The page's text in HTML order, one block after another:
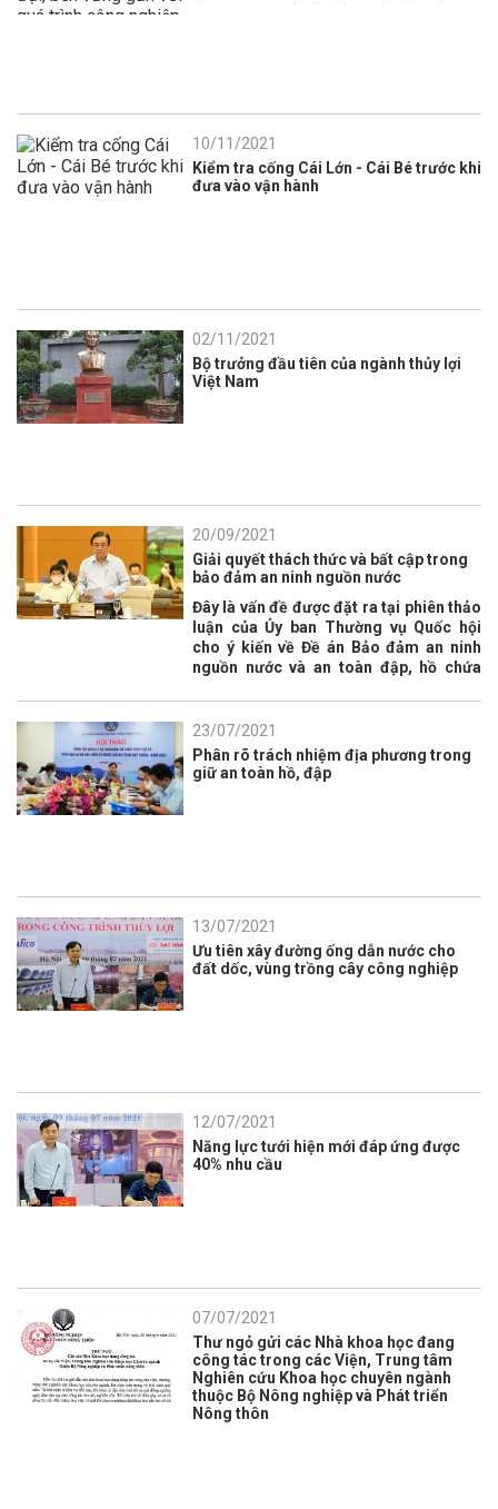
10/11/2021
Kiểm tra cống Cái Lớn - Cái Bé trước khi
đưa vào vận hành
02/11/2021
Bộ trưởng đầu tiên của ngành thủy lợi
Việt Nam
20/09/2021
Giải quyết thách thức và bất cập trong
bảo đảm an ninh nguồn nước
Đây là vấn đề được đặt ra tại phiên thảo
luận của Ủy ban Thường vụ Quốc hội
cho ý kiến về Đề án Bảo đảm an ninh
nguồn nước và an toàn đập, hồ chứa
đến năm 2045, chiều 16.9.
23/07/2021
Phân rõ trách nhiệm địa phương trong
giữ an toàn hồ, đập
13/07/2021
Ưu tiên xây đường ống dẫn nước cho
đất dốc, vùng trồng cây công nghiệp
12/07/2021
Năng lực tưới hiện mới đáp ứng được
40% nhu cầu
07/07/2021
Thư ngỏ gửi các Nhà khoa học đang
công tác trong các Viện, Trung tâm
Nghiên cứu Khoa học chuyên ngành
thuộc Bộ Nông nghiệp và Phát triển
Nông thôn